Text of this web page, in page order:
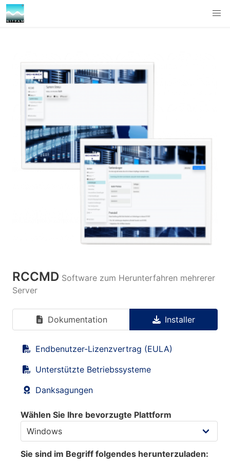
RCCMD Software zum Herunterfahren mehrerer
Server
Dokumentation Installer
Endbenutzer-Lizenzvertrag (EULA)
Unterstützte Betriebssysteme
Danksagungen
Wählen Sie Ihre bevorzugte Plattform
Sie sind im Begriff folgendes herunterzuladen: